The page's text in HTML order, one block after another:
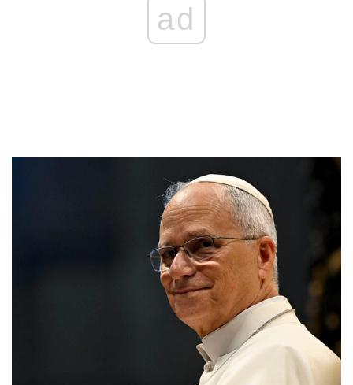
ad